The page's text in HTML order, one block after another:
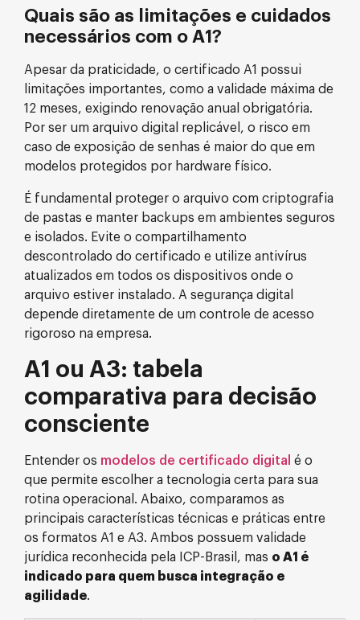
Quais são as limitações e cuidados
necessários com o A1?
Apesar da praticidade, o certificado A1 possui
limitações importantes, como a validade máxima de
12 meses, exigindo renovação anual obrigatória.
Por ser um arquivo digital replicável, o risco em
caso de exposição de senhas é maior do que em
modelos protegidos por hardware físico.
É fundamental proteger o arquivo com criptografia
de pastas e manter backups em ambientes seguros
e isolados. Evite o compartilhamento
descontrolado do certificado e utilize antivírus
atualizados em todos os dispositivos onde o
arquivo estiver instalado. A segurança digital
depende diretamente de um controle de acesso
rigoroso na empresa.
A1 ou A3: tabela
comparativa para decisão
consciente
Entender os modelos de certificado digital é o
que permite escolher a tecnologia certa para sua
rotina operacional. Abaixo, comparamos as
principais características técnicas e práticas entre
os formatos A1 e A3. Ambos possuem validade
jurídica reconhecida pela ICP-Brasil, mas o A1 é
indicado para quem busca integração e
agilidade.